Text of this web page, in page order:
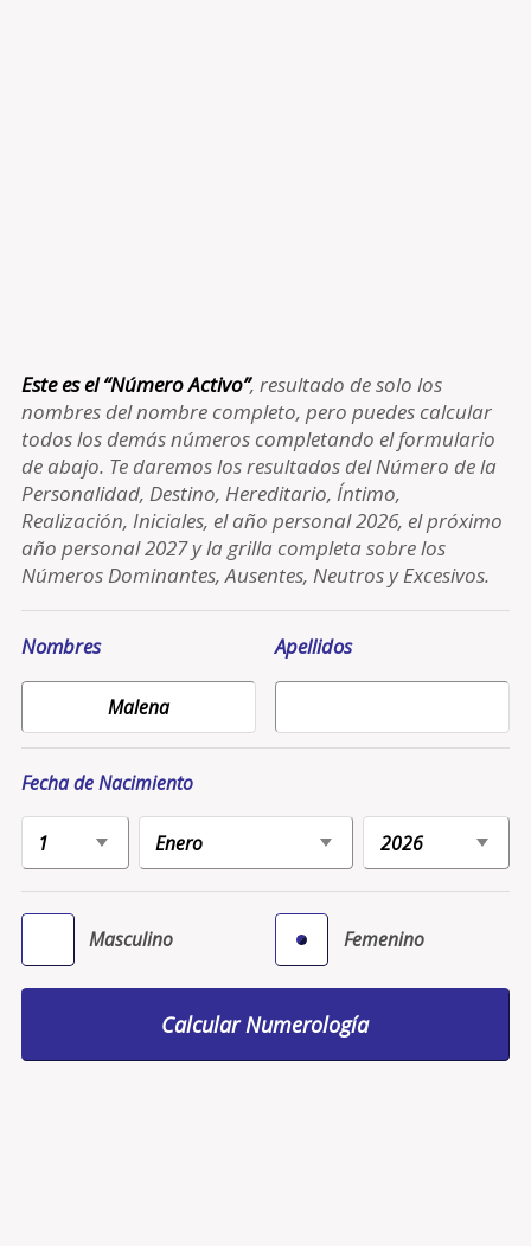
Este es el “Número Activo”, resultado de solo los
nombres del nombre completo, pero puedes calcular
todos los demás números completando el formulario
de abajo. Te daremos los resultados del Número de la
Personalidad, Destino, Hereditario, Íntimo,
Realización, Iniciales, el año personal 2026, el próximo
año personal 2027 y la grilla completa sobre los
Números Dominantes, Ausentes, Neutros y Excesivos.
Nombres Apellidos
Fecha de Nacimiento
Masculino Femenino